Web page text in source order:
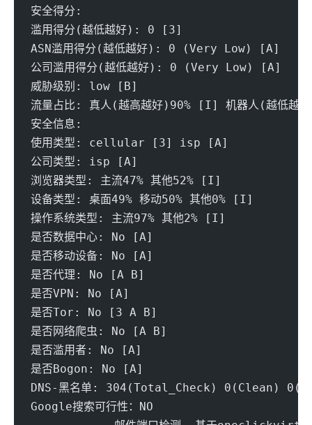
安全得分:
滥用得分(越低越好): 0 [3]
ASN滥用得分(越低越好): 0 (Very Low) [A]
公司滥用得分(越低越好): 0 (Very Low) [A]
威胁级别: low [B]
流量占比: 真人(越高越好)90% [I] 机器人(越低越
安全信息:
使用类型: cellular [3] isp [A]
公司类型: isp [A]
浏览器类型: 主流47% 其他52% [I]
设备类型: 桌面49% 移动50% 其他0% [I]
操作系统类型: 主流97% 其他2% [I]
是否数据中心: No [A]
是否移动设备: No [A]
是否代理: No [A B]
是否VPN: No [A]
是否Tor: No [3 A B]
是否网络爬虫: No [A B]
是否滥用者: No [A]
是否Bogon: No [A]
DNS-黑名单: 304(Total_Check) 0(Clean)
Google搜索可行性：NO